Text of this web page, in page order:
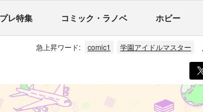
レ特集 コミック・ラノベ ホビー
急上昇ワード: comic1 学園アイドルマスター